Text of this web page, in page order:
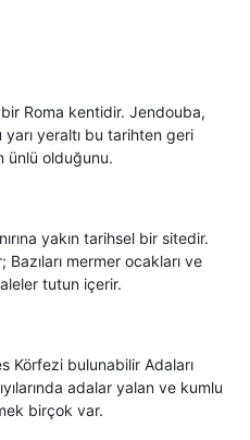
Roma kentidir. Jendouba,
yeraltı bu tarihten geri
ünlü olduğunu.
yakın tarihsel bir sitedir.
mermer ocakları ve
tutun içerir.
Körfezi bulunabilir Adaları
adalar yalan ve kumlu
birçok var.